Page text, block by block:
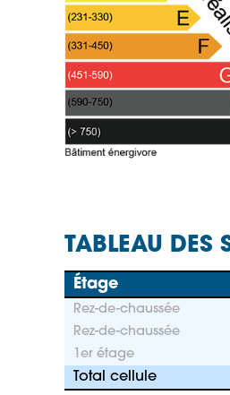
TABLEAU DES
Étage
Rez-de-chaussée
Rez-de-chaussée
1er étage
Total cellule